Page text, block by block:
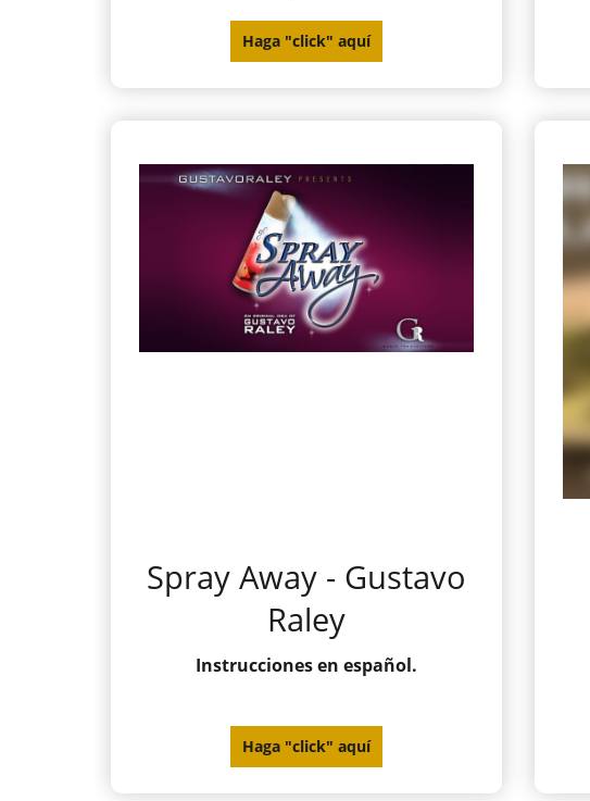
Haga "click" aquí
Spray Away - Gustavo
Raley
Instrucciones en español.
Haga "click" aquí